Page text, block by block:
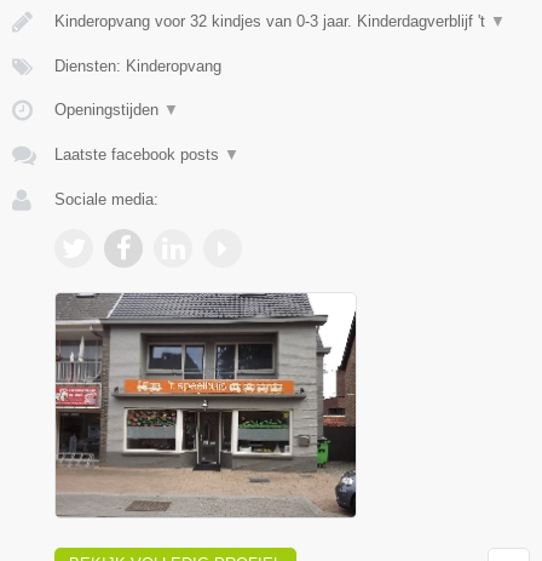
Kinderopvang voor 32 kindjes van 0-3 jaar. Kinderdagverblijf 't ▼
Diensten: Kinderopvang
Openingstijden ▼
Laatste facebook posts ▼
Sociale media: